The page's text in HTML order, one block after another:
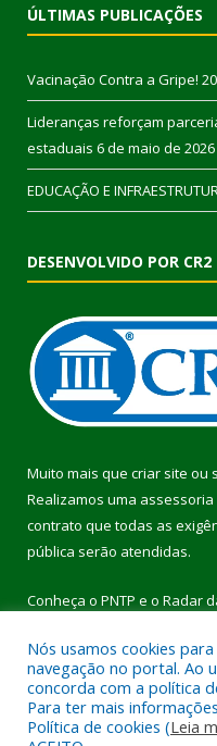
ÚLTIMAS PUBLICAÇÕES
Vacinação Contra a Gripe!
Lideranças reforçam
estaduais 6 de maio de 2026
EDUCAÇÃO E
DESENVOLVIDO POR CR2
Muito mais que criar site ou
Realizamos uma assessoria
contrato que todas as
pública serão atendidas.
Conheça o PNTP e o Radar
Todos os direitos
Nós usamos cookies
navegação no portal. Ao
concorda com a política
Para ter mais
Política de cookies (Leia